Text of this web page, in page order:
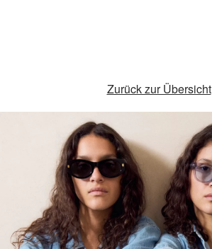
Zurück zur Übersicht